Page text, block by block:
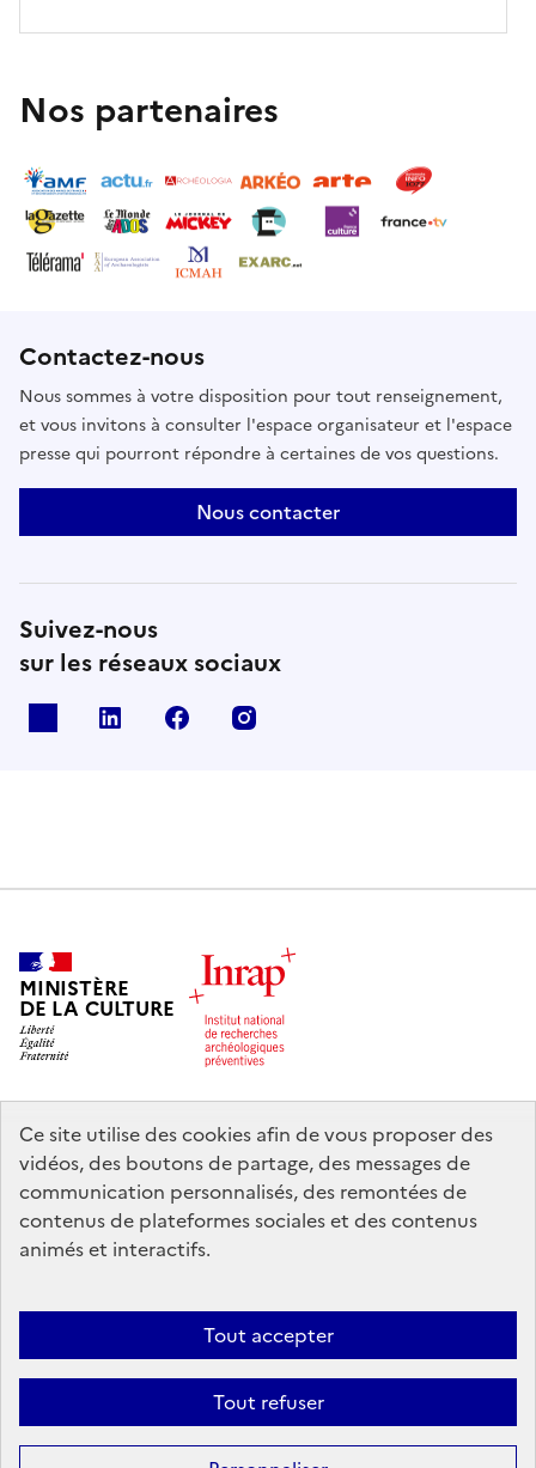
Ce site utilise des cookies afin de vous proposer des
vidéos, des boutons de partage, des messages de
communication personnalisés, des remontées de
contenus de plateformes sociales et des contenus
animés et interactifs.
Tout accepter
Tout refuser
humaine sur le territoire émergeront, comme des
Néolithique, des objets de l’âge du bronze et du fer
ou des objets de l’époque de l’Empire romain.À
mis au défi de réfléchir sur le passé.L’atelier se
termine par la construction d’une chronologie avec
les vestiges découverts.E-
mailse.mdds@museusemonumentos.pt
Nos partenaires
Contactez-nous
Nous sommes à votre disposition pour tout renseignement,
et vous invitons à consulter l'espace organisateur et l'espace
presse qui pourront répondre à certaines de vos questions.
Nous contacter
Suivez-nous
sur les réseaux sociaux
Linkedin Facebook
MINISTÈRE
DE LA CULTURE
legifrance.gouv.fr
info.gouv.fr
service-public.gouv.fr
data.gouv.fr
Nous contacter Mentions légales
Accessibilité : partiellement
Politique d’utilisation des témoins de connexion (cookies)
Politique générale de protection des données
Sauf mention contraire, tous les contenus de ce site sont sous